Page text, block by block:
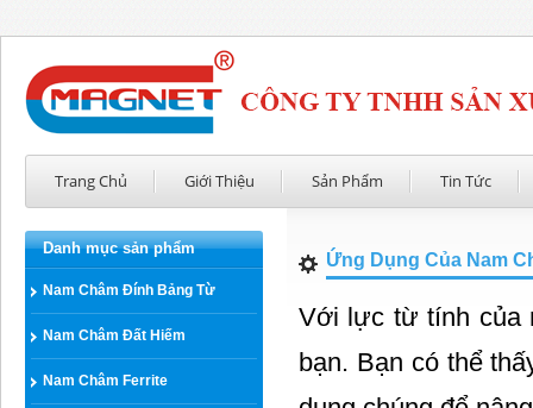
Trang Chủ Giới Thiệu Sản Phẩm Tin Tức
Ứng Dụng Của Nam
Với lực từ tính của
bạn. Bạn có thể
Danh mục sản phẩm
Nam Châm Đính Bảng Từ
Nam Châm Đất Hiếm
Nam Châm Ferrite